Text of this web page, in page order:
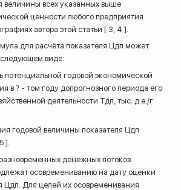
величины всех указанных выше
ценности любого предприятия
автора этой статьи [ 3, 4 ].
для расчёта показателя Цдп может
следующем виде:
потенциальной годовой экономической
в? - том году допрогнозного периода его
деятельности Тдп, тыс. д.е./г
годовой величины показателя Цдп
].
денежных потоков
осовремениванию на дату оценки
Цдп. Для целей их осовременивания